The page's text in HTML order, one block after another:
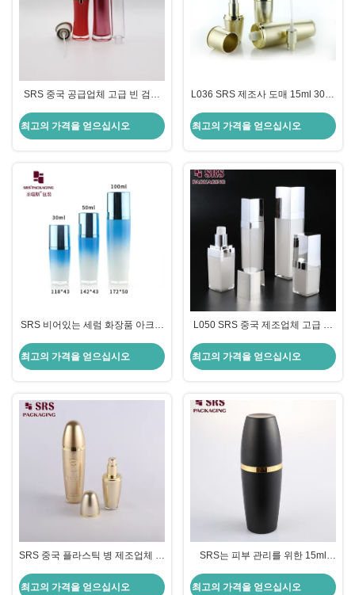
SRS 중국 공급업체 고급 빈 검은
병
최고의 가격을 얻으십시오
L036 SRS 제조사 도매 15ml 30ml
화장품 아크릴
최고의 가격을 얻으십시오
SRS 비어있는 세럼 화장품 아크릴
도매
최고의 가격을 얻으십시오
L050 SRS 중국 제조업체 고급 아
병 얼굴 크림
최고의 가격을 얻으십시오
SRS 중국 플라스틱 병 제조업체 백
최고의 가격을 얻으십시오
SRS는 피부 관리를 위한 15ml
레이 포장 제품을 제조합니다.
최고의 가격을 얻으십시오